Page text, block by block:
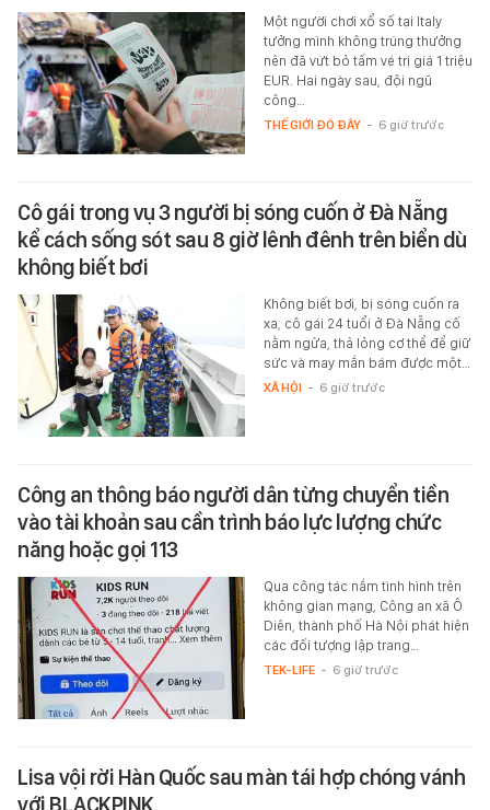
Một người chơi xổ số tại Italy
tưởng mình không trúng thưởng
nên đã vứt bỏ tấm vé trị giá 1 triệu
EUR. Hai ngày sau, đội ngũ
công…
THẾ GIỚI ĐÓ ĐÂY - 6 giờ trước
Cô gái trong vụ 3 người bị sóng cuốn ở Đà Nẵng
kể cách sống sót sau 8 giờ lênh đênh trên biển dù
không biết bơi
Không biết bơi, bị sóng cuốn ra
xa, cô gái 24 tuổi ở Đà Nẵng cố
nằm ngửa, thả lỏng cơ thể để giữ
sức và may mắn bám được một…
XÃ HỘI - 6 giờ trước
Công an thông báo người dân từng chuyển tiền
vào tài khoản sau cần trình báo lực lượng chức
năng hoặc gọi 113
Qua công tác nắm tình hình trên
không gian mạng, Công an xã Ô
Diên, thành phố Hà Nội phát hiện
các đối tượng lập trang…
TEK-LIFE - 6 giờ trước
Lisa vội rời Hàn Quốc sau màn tái hợp chóng vánh